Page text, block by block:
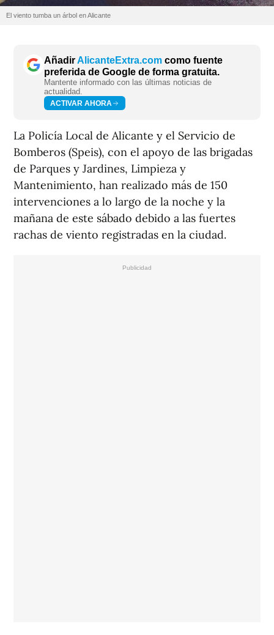
El viento tumba un árbol en Alicante
AñadirAlicanteExtra.com como fuente
preferida de Google de forma gratuita.
Mantente informado con las últimas noticias de
actualidad.
ACTIVAR AHORA
La Policía Local de Alicante y el Servicio de
Bomberos (Speis), con el apoyo de las brigadas
de Parques y Jardines, Limpieza y
Mantenimiento, han realizado más de 150
intervenciones a lo largo de la noche y la
mañana de este sábado debido a las fuertes
rachas de viento registradas en la ciudad.